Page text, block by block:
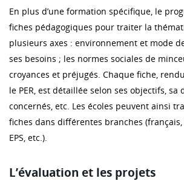
En plus d’une formation spécifique, le
fiches pédagogiques pour traiter la
plusieurs axes : environnement et mode
ses besoins ; les normes sociales de
croyances et préjugés. Chaque fiche,
le PER, est détaillée selon ses objectifs, sa
concernés, etc. Les écoles peuvent ainsi
fiches dans différentes branches
EPS, etc.).
L’évaluation et les projets